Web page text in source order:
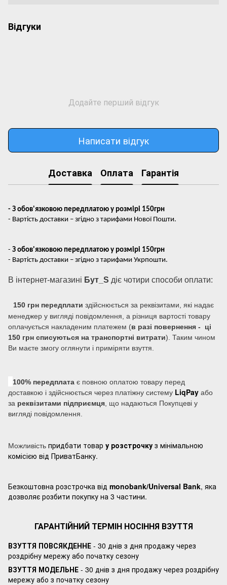
Відгуки
Додайте перший відгук
Написати відгук
Доставка Оплата Гарантія
- З обов'язковою передплатою у розмірі 150грн
- Вартість доставки – згідно з тарифами Нової Пошти.
- З обов'язковою передплатою у розмірі 150грн
- Вартість доставки – згідно з тарифами Укрпошти.
В інтернет-магазині Бут_S діє чотири способи оплати:
150 грн передплати здійснюється за реквізитами, які надає
менеджер у вигляді повідомлення, а різниця вартості товару
оплачується накладеним платежем (в разі повернення - ці
150 грн списуються на транспортні витрати). Таким чином
Ви маєте змогу оглянути і приміряти взуття.
100% передплата є повною оплатою товару перед
доставкою і здійснюється через платіжну систему LiqPay або
за реквізитами підприємця , що надаються Покупцеві у
вигляді повідомлення.
Можливість придбати товар у розстрочку з мінімальною
комісією від ПриватБанку.
Безкоштовна розстрочка від monobank/Universal Bank, яка
дозволяє розбити покупку на 3 частини.
ГАРАНТІЙНИЙ ТЕРМІН НОСІННЯ ВЗУТТЯ
ВЗУТТЯ ПОВСЯКДЕННЕ - 30 днів з дня продажу через
роздрібну мережу або початку сезону
ВЗУТТЯ МОДЕЛЬНЕ - 30 днів з дня продажу через роздрібну
мережу або з початку сезону